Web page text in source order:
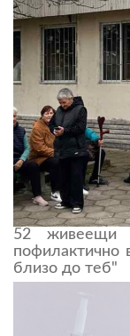
52 живеещи
пофилактично
близо до теб"